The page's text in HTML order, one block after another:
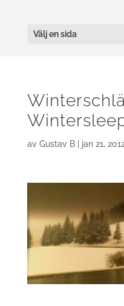
Välj en sida
av Gustav B| jan 21,